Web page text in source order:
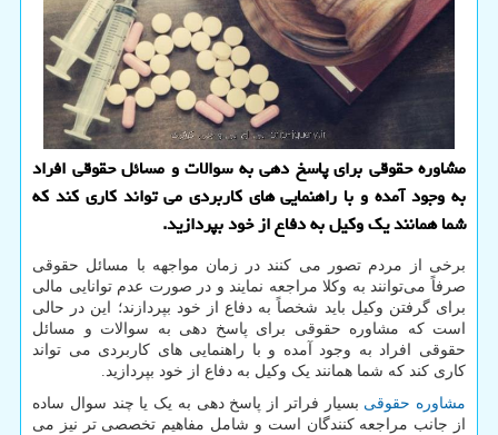
مشاوره حقوقی برای پاسخ دهی به سوالات و مسائل حقوقی افراد
به وجود آمده و با راهنمایی های كاربردی می تواند كاری كند كه
شما همانند یك وكیل به دفاع از خود بپردازید.
برخی از مردم تصور می کنند در زمان مواجهه با مسائل حقوقی
صرفاً می‌توانند به وکلا مراجعه نمایند و در صورت عدم توانایی مالی
برای گرفتن وکیل باید شخصاً به دفاع از خود بپردازند؛ این در حالی
است که مشاوره حقوقی برای پاسخ دهی به سوالات و مسائل
حقوقی افراد به وجود آمده و با راهنمایی های کاربردی می تواند
کاری کند که شما همانند یک وکیل به دفاع از خود بپردازید.
مشاوره حقوقی بسیار فراتر از پاسخ دهی به یک یا چند سوال ساده
از جانب مراجعه کنندگان است و شامل مفاهیم تخصصی تر نیز می